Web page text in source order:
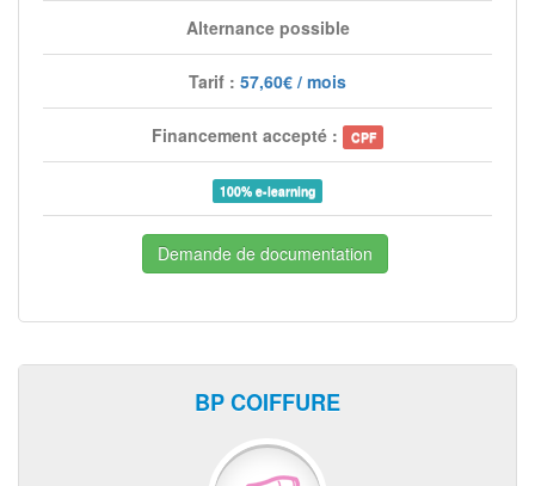
Alternance possible
Tarif : 57,60€ / mois
Financement accepté : CPF
100% e-learning
Demande de documentation
BP COIFFURE